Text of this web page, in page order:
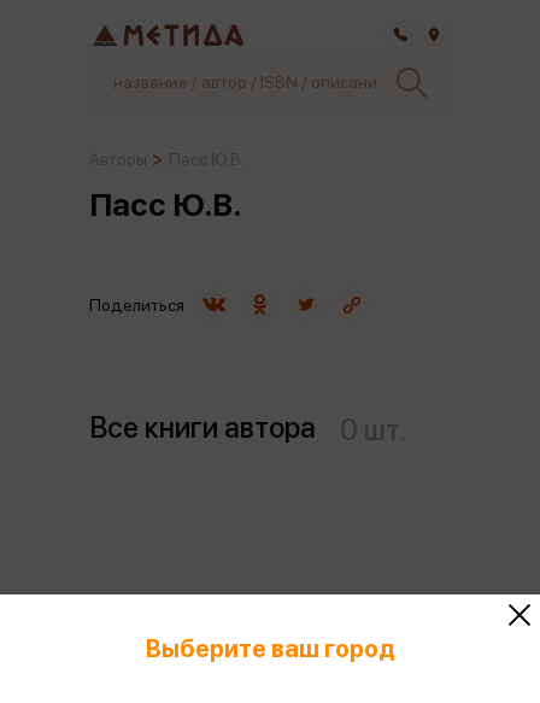
Пасс Ю.В.
Все книги автора
Поделиться
Подробнее о дисконтной карте
Выберите ваш город